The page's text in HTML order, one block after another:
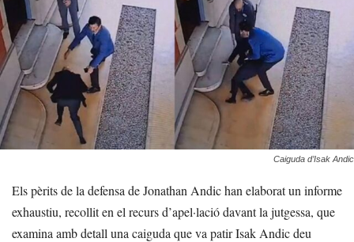
Caiguda d’Isak Andic
Els pèrits de la defensa de Jonathan Andic han elaborat un informe
exhaustiu, recollit en el recurs d’apel·lació davant la jutgessa, que
examina amb detall una caiguda que va patir Isak Andic deu